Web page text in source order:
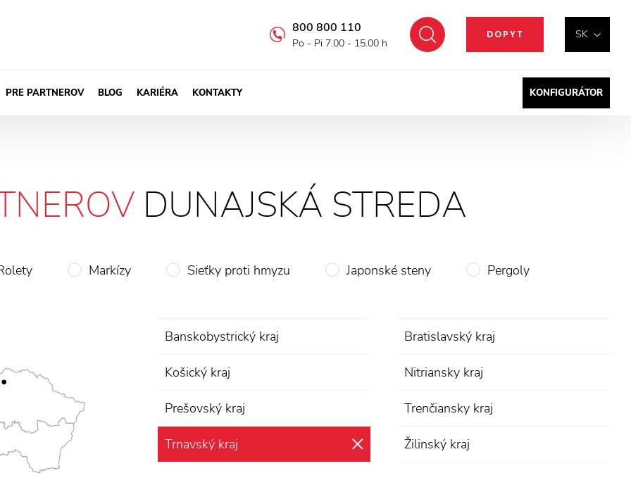
SK
DOPYT
Hľadať
800 800 110
Po - Pi 7.00 - 15.00 h
PRE PARTNEROV BLOG KARIÉRA KONTAKTY KONFIGURÁTOR
DUNAJSKÁ STREDA
Markízy Sieťky proti hmyzu Japonské steny Pergoly
Banskobystrický kraj Bratislavský kraj
Košický kraj Nitriansky kraj
Prešovský kraj Trenčiansky kraj
Trnavský kraj zrušiť výber
Žilinský kraj